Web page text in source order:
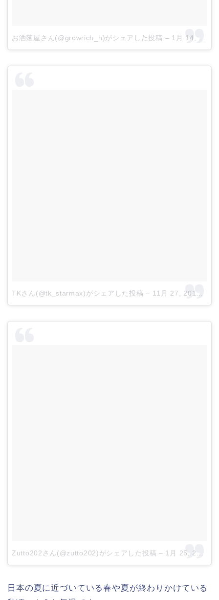
お洒落屋さん(@growrich_h)がシェアした投稿 – 1月 14, 2018 at 2:36午後 PST
TKさん(@tk_starmax)がシェアした投稿 – 11月 27, 2017 at 1:55午後 PST
Zutto202さん(@zutto202)がシェアした投稿 – 1月 25, 2018 at 9:26午後 PST
日本の夏に近づいている春や夏が終わりかけている